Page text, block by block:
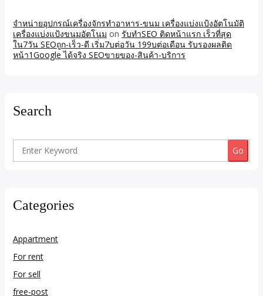
จำหน่ายอุปกรณ์เครื่องจักรทำอาหาร-ขนม เครื่องแบ่งแป้งอัตโนมัติ
เครื่องแบ่งแป้งขนมอัตโนม on รับทำSEO ติดหน้าแรก เร็วที่สุด
ใน7วัน SEOถูก-เร็ว-ดี เริ่ม7บต่อวัน 199บต่อเดือน รับรองผลติด
หน้า1Google ได้จริง SEOขายของ-สินค้า-บริการ
Search
Search
Categories
Appartment
For rent
For sell
free-post